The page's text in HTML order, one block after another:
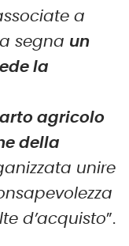
a
segna un
la
agricolo
della
unire
d’acquisto”.